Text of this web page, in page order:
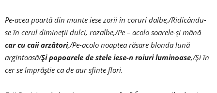
Pe-acea poartă din munte iese zorii în coruri dalbe,/Ridicându-
se în cerul dimineții dulci, rozalbe,/Pe – acolo soarele-și mână
car cu caii arzători,/Pe-acolo noaptea răsare blonda lună
argintoasă/Și popoarele de stele iese-n roiuri luminoase,/Și în
cer se împrăștie ca de aur sfinte flori.